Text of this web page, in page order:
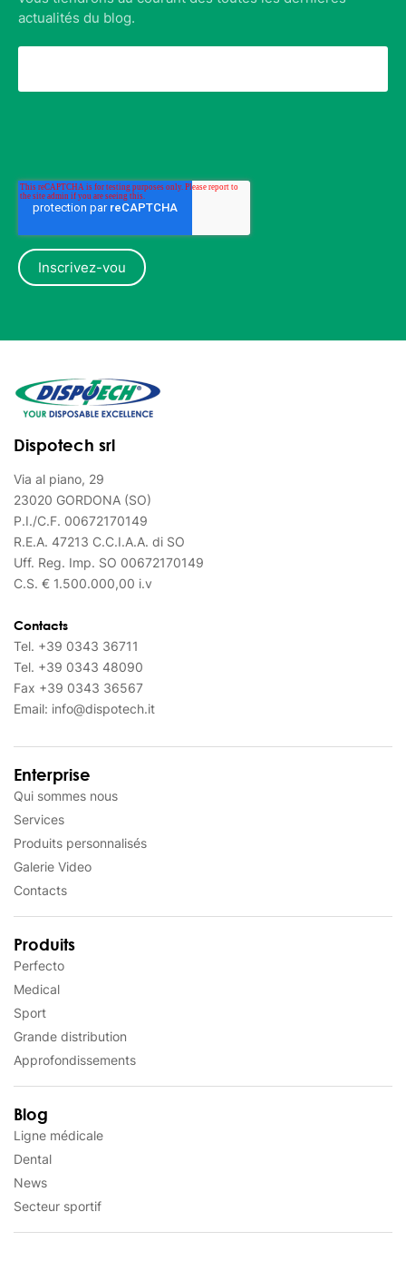
actualités du blog.
Dispotech srl
Via al piano, 29
23020 GORDONA (SO)
P.I./C.F. 00672170149
R.E.A. 47213 C.C.I.A.A. di SO
Uff. Reg. Imp. SO 00672170149
C.S. € 1.500.000,00 i.v
Contacts
Tel. +39 0343 36711
Tel. +39 0343 48090
Fax +39 0343 36567
Email: info@dispotech.it
Enterprise
Qui sommes nous
Services
Produits personnalisés
Galerie Video
Contacts
Produits
Perfecto
Medical
Sport
Grande distribution
Approfondissements
Blog
Ligne médicale
Dental
News
Secteur sportif